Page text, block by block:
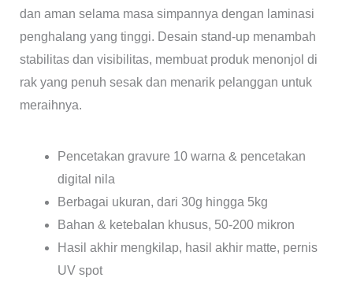
dan aman selama masa simpannya dengan laminasi
penghalang yang tinggi. Desain stand-up menambah
stabilitas dan visibilitas, membuat produk menonjol di
rak yang penuh sesak dan menarik pelanggan untuk
meraihnya.
Pencetakan gravure 10 warna & pencetakan
digital nila
Berbagai ukuran, dari 30g hingga 5kg
Bahan & ketebalan khusus, 50-200 mikron
Hasil akhir mengkilap, hasil akhir matte, pernis
UV spot